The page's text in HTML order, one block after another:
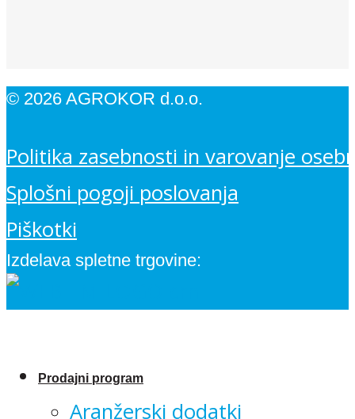
© 2026 AGROKOR d.o.o.
Politika zasebnosti in varovanje
Splošni pogoji poslovanja
Piškotki
Izdelava spletne trgovine:
Prodajni program
Aranžerski dodatki